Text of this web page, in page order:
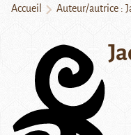
Accueil Auteur/autrice :